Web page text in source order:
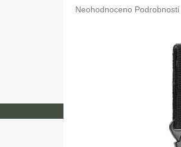
Průměrné
Neohodnoceno